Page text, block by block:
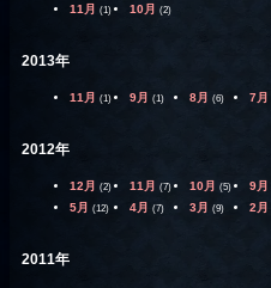
11月 (1) 10月 (2)
2013年
11月 (1) 9月 (1) 8月 (6) 7月
2012年
12月 (2) 11月 (7) 10月 (5) 9月
5月 (12) 4月 (7) 3月 (9) 2月
2011年